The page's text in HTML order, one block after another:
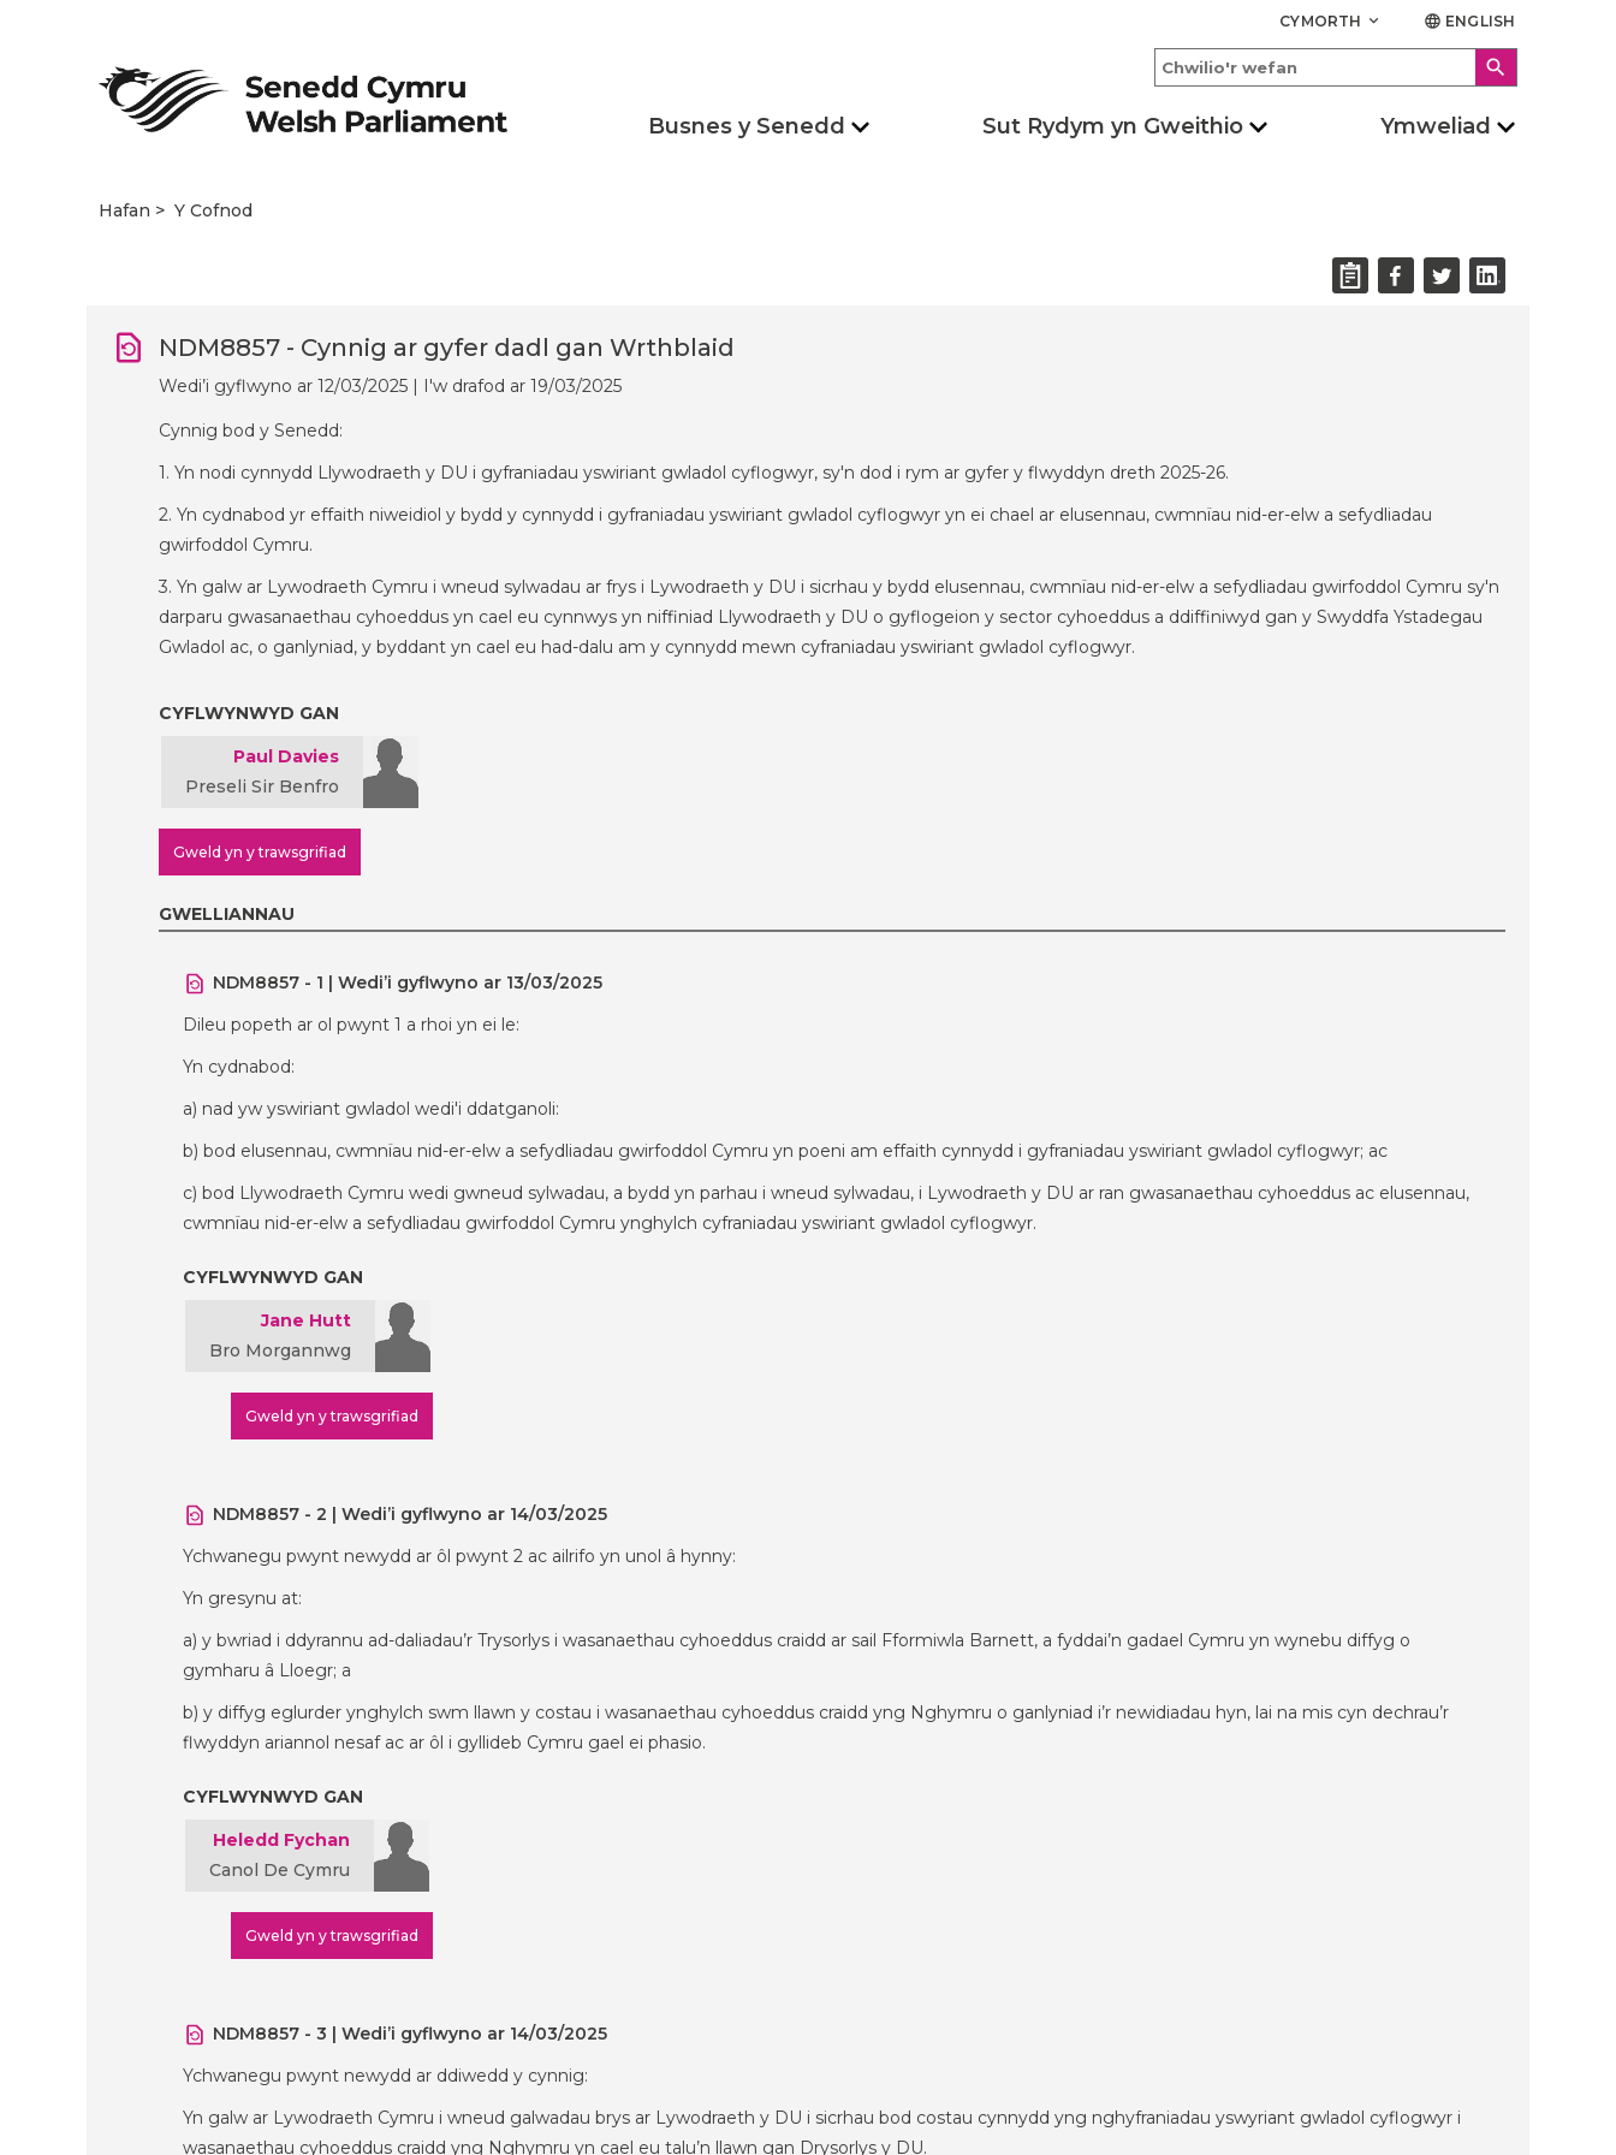
CYMORTH keyboard_arrow_down language ENGLISH
search
Busnes y Senedd Sut Rydym yn Gweithio Ymweliad
Hafan Y Cofnod
NDM8857 - Cynnig ar gyfer dadl gan Wrthblaid
Wedi’i gyflwyno ar 12/03/2025 | I'w drafod ar 19/03/2025
Cynnig bod y Senedd:
1. Yn nodi cynnydd Llywodraeth y DU i gyfraniadau yswiriant gwladol cyflogwyr, sy'n dod i rym ar gyfer y flwyddyn dreth 2025-26.
2. Yn cydnabod yr effaith niweidiol y bydd y cynnydd i gyfraniadau yswiriant gwladol cyflogwyr yn ei chael ar elusennau, cwmnïau nid-er-elw a sefydliadau
gwirfoddol Cymru.
3. Yn galw ar Lywodraeth Cymru i wneud sylwadau ar frys i Lywodraeth y DU i sicrhau y bydd elusennau, cwmnïau nid-er-elw a sefydliadau gwirfoddol Cymru sy'n
darparu gwasanaethau cyhoeddus yn cael eu cynnwys yn niffiniad Llywodraeth y DU o gyflogeion y sector cyhoeddus a ddiffiniwyd gan y Swyddfa Ystadegau
Gwladol ac, o ganlyniad, y byddant yn cael eu had-dalu am y cynnydd mewn cyfraniadau yswiriant gwladol cyflogwyr.
CYFLWYNWYD GAN
Paul Davies
Preseli Sir Benfro
Gweld yn y trawsgrifiad
GWELLIANNAU
NDM8857 - 1 | Wedi’i gyflwyno ar 13/03/2025
Dileu popeth ar ol pwynt 1 a rhoi yn ei le:
Yn cydnabod:
a) nad yw yswiriant gwladol wedi'i ddatganoli:
b) bod elusennau, cwmnïau nid-er-elw a sefydliadau gwirfoddol Cymru yn poeni am effaith cynnydd i gyfraniadau yswiriant gwladol cyflogwyr; ac
c) bod Llywodraeth Cymru wedi gwneud sylwadau, a bydd yn parhau i wneud sylwadau, i Lywodraeth y DU ar ran gwasanaethau cyhoeddus ac elusennau,
cwmnïau nid-er-elw a sefydliadau gwirfoddol Cymru ynghylch cyfraniadau yswiriant gwladol cyflogwyr.
CYFLWYNWYD GAN
Jane Hutt
Bro Morgannwg
Gweld yn y trawsgrifiad
NDM8857 - 2 | Wedi’i gyflwyno ar 14/03/2025
Ychwanegu pwynt newydd ar ôl pwynt 2 ac ailrifo yn unol â hynny:
Yn gresynu at:
a) y bwriad i ddyrannu ad-daliadau’r Trysorlys i wasanaethau cyhoeddus craidd ar sail Fformiwla Barnett, a fyddai’n gadael Cymru yn wynebu diffyg o
gymharu â Lloegr; a
b) y diffyg eglurder ynghylch swm llawn y costau i wasanaethau cyhoeddus craidd yng Nghymru o ganlyniad i’r newidiadau hyn, lai na mis cyn dechrau’r
flwyddyn ariannol nesaf ac ar ôl i gyllideb Cymru gael ei phasio.
CYFLWYNWYD GAN
Heledd Fychan
Canol De Cymru
Gweld yn y trawsgrifiad
NDM8857 - 3 | Wedi’i gyflwyno ar 14/03/2025
Ychwanegu pwynt newydd ar ddiwedd y cynnig:
Yn galw ar Lywodraeth Cymru i wneud galwadau brys ar Lywodraeth y DU i sicrhau bod costau cynnydd yng nghyfraniadau yswyriant gwladol cyflogwyr i
wasanaethau cyhoeddus craidd yng Nghymru yn cael eu talu’n llawn gan Drysorlys y DU.